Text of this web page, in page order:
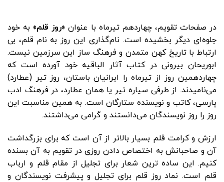
در صفحات تقویم، چهاردهم تیرماه با عنوان«روز قلم» به خود
جلوه‌ای دیگر بخشیده است. نام‌گذاری این روز به نام قلم، بی
ارتباط با تاریخ کهن متمدن و فرهنگ ساز این سرزمین نیست.
ابوریحان بیرونی در کتاب آثار الباقیه خود آورده است که
چهاردهمین روز از تیرماه را ایرانیان باستان، روز تیر (عطارد)
می‌نامیدند. از طرفی سیاره تیر یا همان عطارد، در فرهنگ ادب
پارسی، کاتب و نویسنده ستارگان است. به همین مناسبت این
روز را روز نویسندگان می‌دانستند و گرامی می‌داشتند.
ارزش و کرامت قلم بسیار بالاتر از آن است که برای بزرگداشت
آن و صاحبانش به اختصاص دادن روزی در تقویم به آن بسنده
کنیم. این ساده ترین شعار برای تجلیل از مقام قلم و ارباب
قلم است. نماد روز قلم برای تجلیل و پیشرفت نویسندگان و